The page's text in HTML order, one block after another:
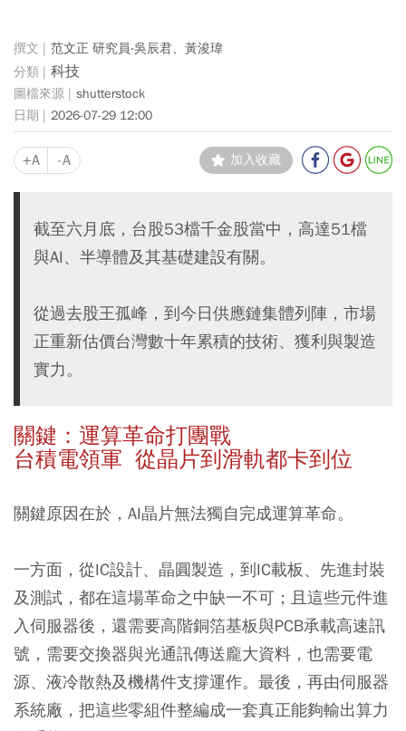
范文正 研究員‧吳辰君、黃浚瑋
科技
shutterstock
2026-07-29 12:00
+A -A 加入收藏
截至六月底，台股53檔千金股當中，高達51檔
與AI、半導體及其基礎建設有關。
從過去股王孤峰，到今日供應鏈集體列陣，市場
正重新估價台灣數十年累積的技術、獲利與製造
實力。
關鍵：運算革命打團戰
台積電領軍 從晶片到滑軌都卡到位
關鍵原因在於，AI晶片無法獨自完成運算革命。
一方面，從IC設計、晶圓製造，到IC載板、先進封裝
及測試，都在這場革命之中缺一不可；且這些元件進
入伺服器後，還需要高階銅箔基板與PCB承載高速訊
號，需要交換器與光通訊傳送龐大資料，也需要電
源、液冷散熱及機構件支撐運作。最後，再由伺服器
系統廠，把這些零組件整編成一套真正能夠輸出算力